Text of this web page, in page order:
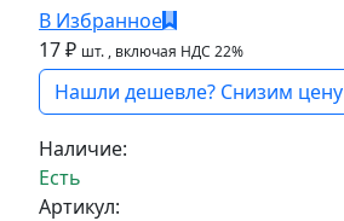
В Избранное
17 ₽ шт. , включая НДС 22%
Нашли дешевле? Снизим цену
Наличие:
Есть
Артикул: